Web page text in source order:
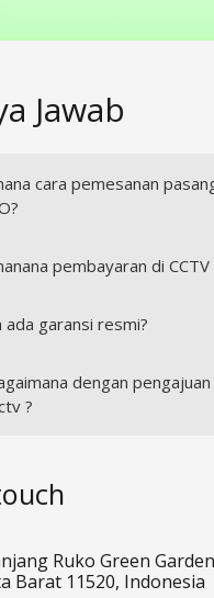
Jawab
cara pemesanan
pembayaran di CCTV
ada garansi resmi?
dengan
?
Ruko Green
Barat 11520, Indonesia